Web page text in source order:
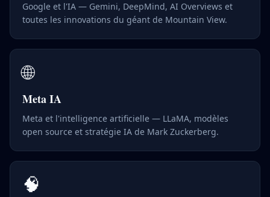
Google et l'IA — Gemini, DeepMind, AI Overviews et
toutes les innovations du géant de Mountain View.
🌐
Meta IA
Meta et l'intelligence artificielle — LLaMA, modèles
open source et stratégie IA de Mark Zuckerberg.
🧠